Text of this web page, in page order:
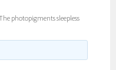
photopigments sleepless